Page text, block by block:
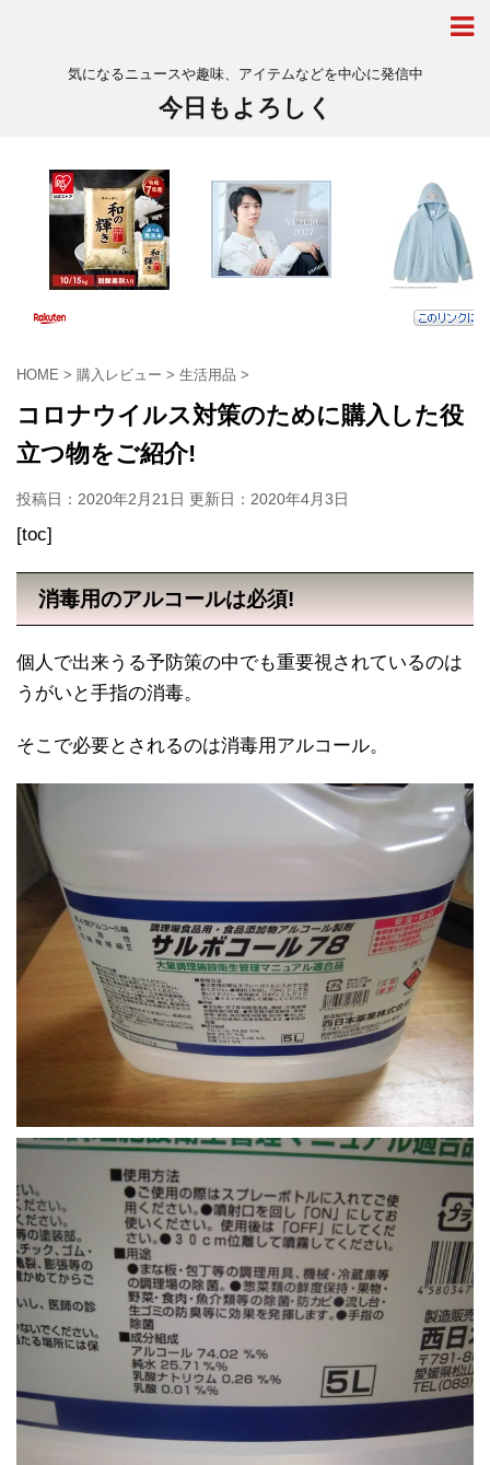
気になるニュースや趣味、アイテムなどを中心に発信中
今日もよろしく
HOME > 購入レビュー > 生活用品 >
コロナウイルス対策のために購入した役
立つ物をご紹介!
投稿日：2020年2月21日 更新日： 2020年4月3日
[toc]
消毒用のアルコールは必須!
個人で出来うる予防策の中でも重要視されているのは
うがいと手指の消毒。
そこで必要とされるのは消毒用アルコール。